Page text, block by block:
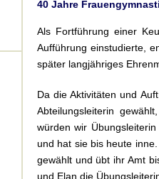
40 Jahre
Als Fortführung einer
Aufführung einstudierte,
später langjähriges
Da die Aktivitäten und
Abteilungsleiterin
würden wir
und hat sie bis heute
gewählt und übt ihr Amt
und Elan die